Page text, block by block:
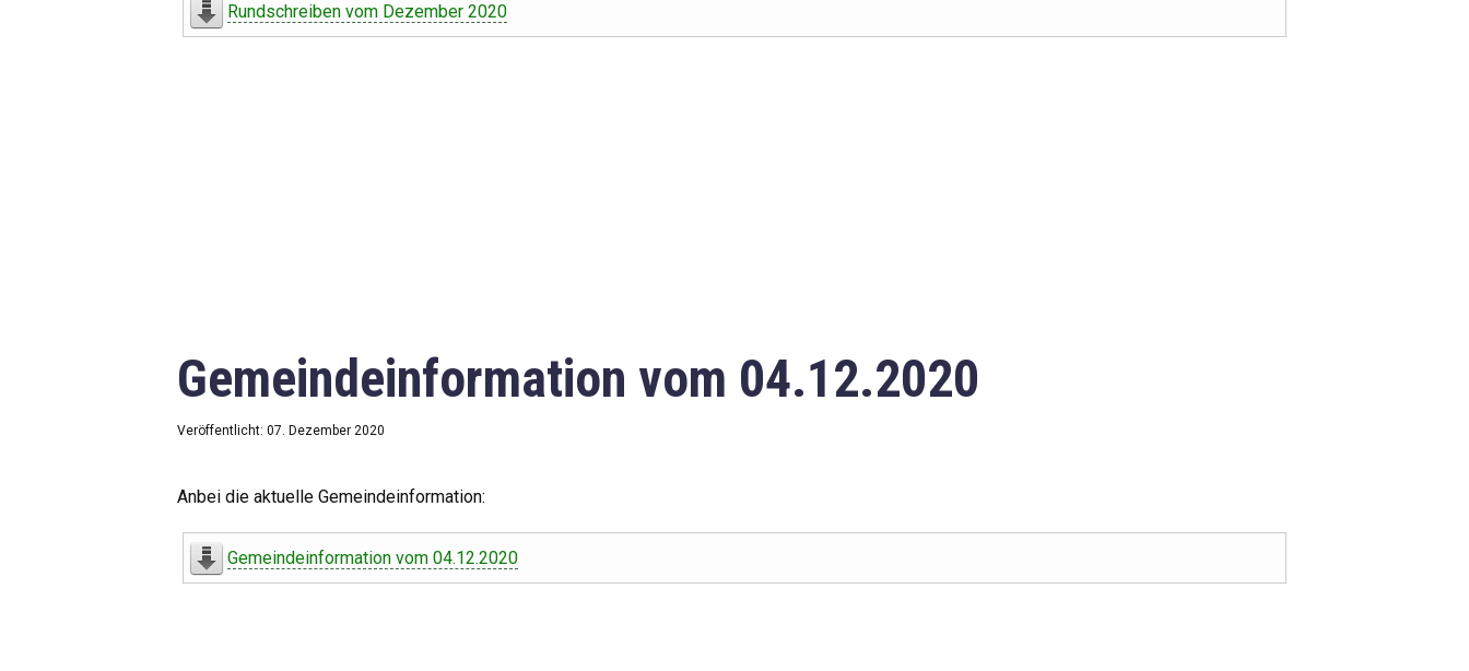
Rundschreiben vom Dezember 2020
Gemeindeinformation vom 04.12.2020
Veröffentlicht: 07. Dezember 2020
Anbei die aktuelle Gemeindeinformation:
Gemeindeinformation vom 04.12.2020